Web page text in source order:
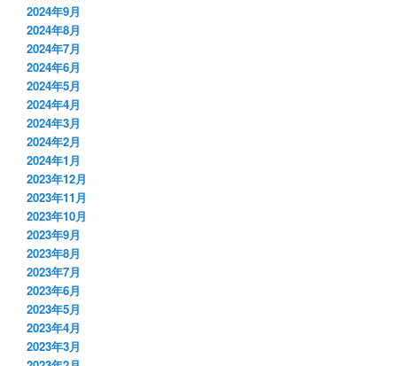
2024年9月
2024年8月
2024年7月
2024年6月
2024年5月
2024年4月
2024年3月
2024年2月
2024年1月
2023年12月
2023年11月
2023年10月
2023年9月
2023年8月
2023年7月
2023年6月
2023年5月
2023年4月
2023年3月